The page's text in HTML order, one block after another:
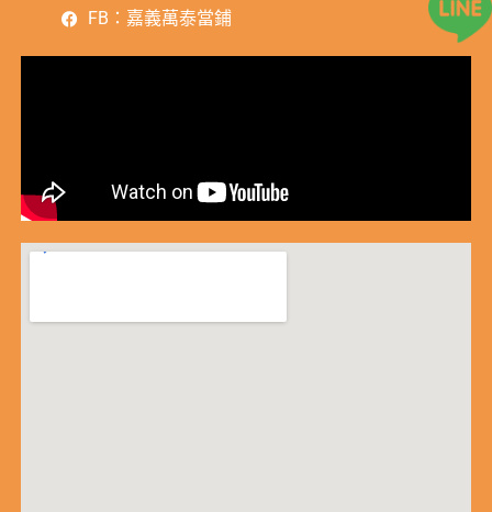
FB：嘉義萬泰當鋪